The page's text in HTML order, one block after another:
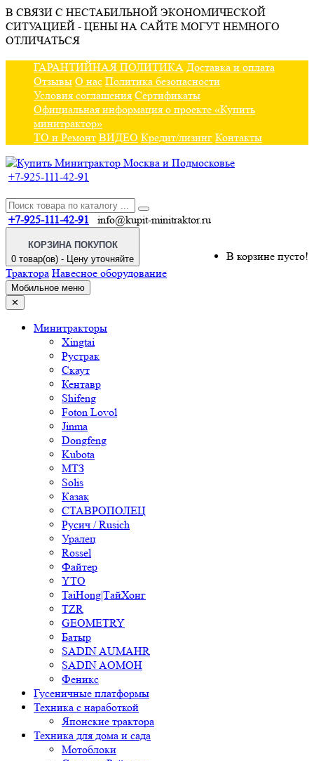
В СВЯЗИ С НЕСТАБИЛЬНОЙ ЭКОНОМИЧЕСКОЙ
СИТУАЦИЕЙ - ЦЕНЫ НА САЙТЕ МОГУТ НЕМНОГО
ОТЛИЧАТЬСЯ
ГАРАНТИЙНАЯ ПОЛИТИКА Доставка и оплата
Отзывы О нас Политика безопасности
Условия соглашения Сертификаты
Официальная информация о проекте «Купить
минитрактор»
ТО и Ремонт ВИДЕО Кредит/лизинг Контакты
+7-925-111-42-91
+7-925-111-42-91 info@kupit-minitraktor.ru
КОРЗИНА ПОКУПОК
0 товар(ов) - Цену уточняйте
В корзине пусто!
Трактора Навесное оборудование
Мобильное меню
✕
Минитракторы
Xingtai
Рустрак
Скаут
Кентавр
Shifeng
Foton Lovol
Jinma
Dongfeng
Kubota
МТЗ
Solis
Казак
СТАВРОПОЛЕЦ
Русич / Rusich
Уралец
Rossel
Файтер
YTO
TaiHong|ТайХонг
TZR
GEOMETRY
Батыр
SADIN AUMAHR
SADIN AOMOH
Феникс
Гусеничные платформы
Техника с наработкой
Японские трактора
Техника для дома и сада
Мотоблоки